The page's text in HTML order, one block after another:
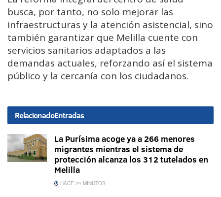
busca, por tanto, no solo mejorar las
infraestructuras y la atención asistencial, sino
también garantizar que Melilla cuente con
servicios sanitarios adaptados a las
demandas actuales, reforzando así el sistema
público y la cercanía con los ciudadanos.
RelacionadoEntradas
La Purísima acoge ya a 266 menores
migrantes mientras el sistema de
protección alcanza los 312 tutelados en
Melilla
HACE 24 MINUTOS